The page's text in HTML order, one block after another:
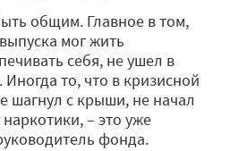
общим. Главное в том,
мог жить
себя, не ушел в
то, что в кризисной
шагнул с крыши, не начал
– это уже
фонда.